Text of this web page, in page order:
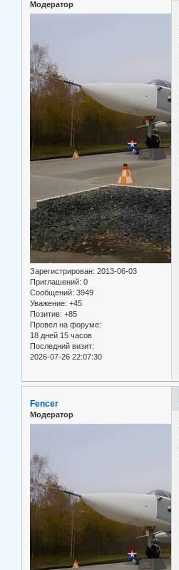
Модератор
Зарегистрирован: 2013-06-03
Приглашений: 0
Сообщений: 3949
Уважение: +45
Позитив: +85
Провел на форуме:
18 дней 15 часов
Последний визит:
2026-07-26 22:07:30
Fencer
Модератор